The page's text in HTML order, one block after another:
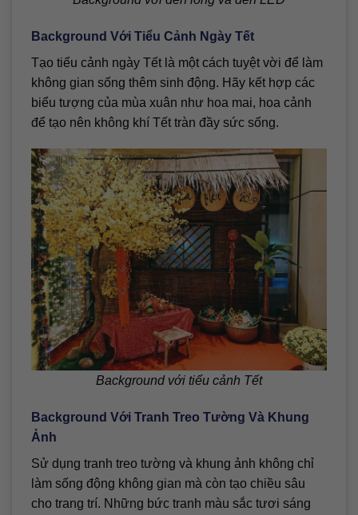
Background Với Tiểu Cảnh Ngày Tết
Tạo tiểu cảnh ngày Tết là một cách tuyệt vời để làm
không gian sống thêm sinh động. Hãy kết hợp các
biểu tượng của mùa xuân như hoa mai, hoa cảnh
để tạo nên không khí Tết tràn đầy sức sống.
Background với tiểu cảnh Tết
Background Với Tranh Treo Tường Và Khung
Ảnh
Sử dụng tranh treo tường và khung ảnh không chỉ
làm sống động không gian mà còn tạo chiều sâu
cho trang trí. Những bức tranh màu sắc tươi sáng